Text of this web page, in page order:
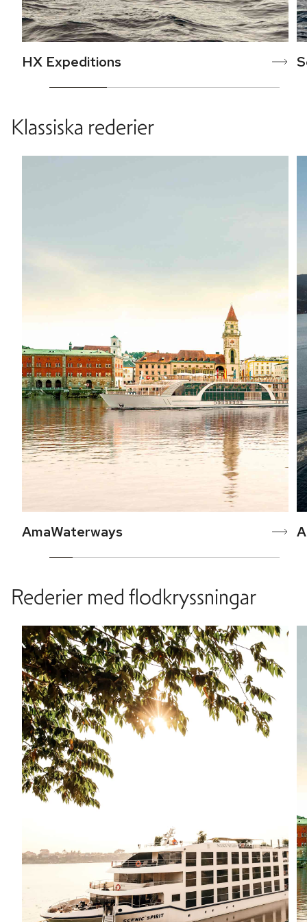
HX Expeditions
Klassiska rederier
AmaWaterways
Rederier med flodkryssningar